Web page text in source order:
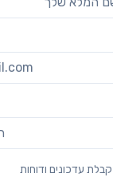
עדכונים ודוחות